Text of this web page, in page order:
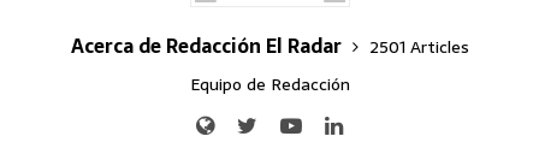
Acerca de Redacción El Radar
2501 Articles
Equipo de Redacción